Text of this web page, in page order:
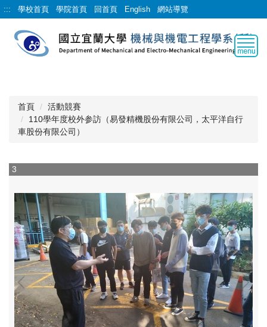
跳
到
::: 學校首頁 學院首頁 回首頁 English 網站導覽
首頁
活動競賽
110學年度校外参訪（易發精機股份有限公司，太平洋自行
車股份有限公司）
3